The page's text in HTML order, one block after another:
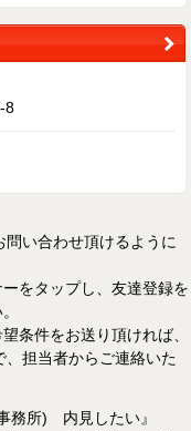
8
問い合わせ頂けるように
をタップし、友達登録を
条件をお送り頂ければ、
、担当者からご連絡いた
務所) 内見したい』